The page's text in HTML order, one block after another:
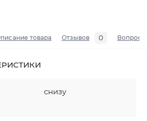
товара Отзывов 0 Вопросы
снизу